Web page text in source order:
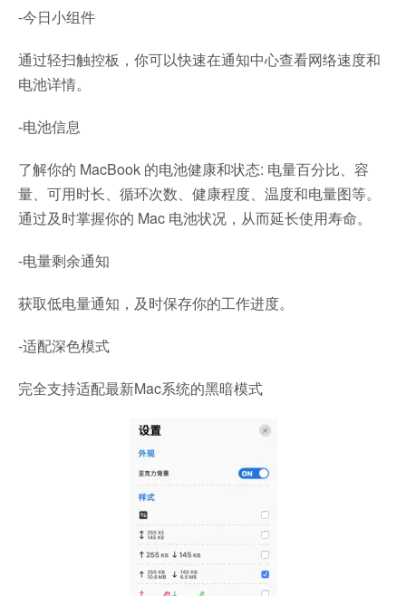
-今日小组件
通过轻扫触控板，你可以快速在通知中心查看网络速度和
电池详情。
-电池信息
了解你的 MacBook 的电池健康和状态: 电量百分比、容
量、可用时长、循环次数、健康程度、温度和电量图等。
通过及时掌握你的 Mac 电池状况，从而延长使用寿命。
-电量剩余通知
获取低电量通知，及时保存你的工作进度。
-适配深色模式
完全支持适配最新Mac系统的黑暗模式